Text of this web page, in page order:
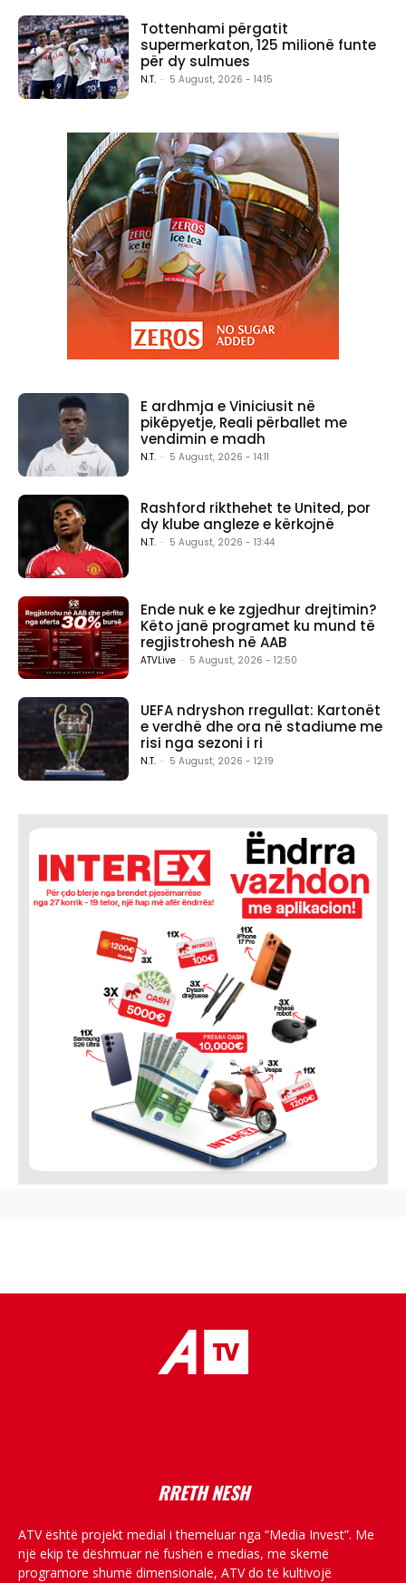
Tottenhami përgatit
supermerkaton, 125 milionë funte
për dy sulmues
N.T. - 5 August, 2026 - 14:15
E ardhmja e Viniciusit në
pikëpyetje, Reali përballet me
vendimin e madh
N.T. - 5 August, 2026 - 14:11
Rashford rikthehet te United, por
dy klube angleze e kërkojnë
N.T. - 5 August, 2026 - 13:44
Ende nuk e ke zgjedhur drejtimin?
Këto janë programet ku mund të
regjistrohesh në AAB
ATVLive - 5 August, 2026 - 12:50
UEFA ndryshon rregullat: Kartonët
e verdhë dhe ora në stadiume me
risi nga sezoni i ri
N.T. - 5 August, 2026 - 12:19
RRETH NESH
ATV është projekt medial i themeluar nga “Media Invest”. Me
një ekip të dëshmuar në fushën e medias, me skemë
programore shumë dimensionale, ATV do të kultivojë